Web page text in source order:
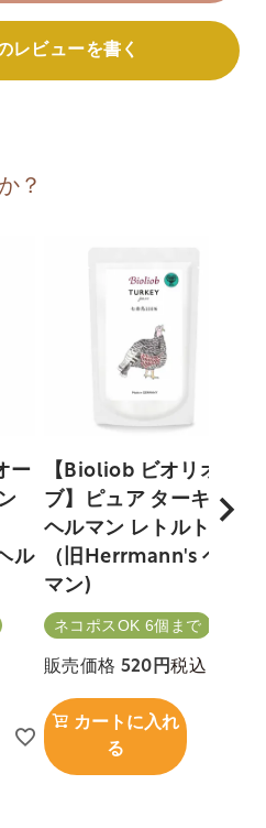
レビューを書く
？
ー
ル
【Bioliob ビオリオー
ブ】ピュア ターキー
ヘルマン レトルト
（旧Herrmann's ヘル
マン)
ネコポスOK 6個まで
販売価格 520 税込
カートに入れ
る